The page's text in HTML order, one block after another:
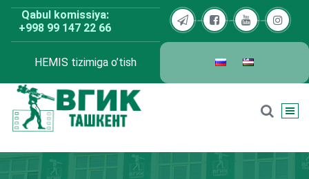
Skip
content
Qabul komissiya:
+998 99 147 22 66
HEMIS tizimiga o’tish